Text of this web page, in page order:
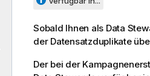
Sobald Ihnen als Data
der Datensatzduplikate
Der bei der